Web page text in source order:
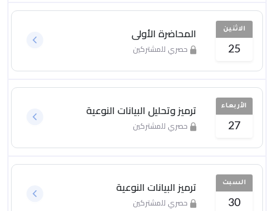
الاثنين
25
المحاضرة الأولى
حصري للمشتركين
الأربعاء
27
ترميز وتحليل البيانات النوعية
حصري للمشتركين
السبت
30
ترميز البيانات النوعية
حصري للمشتركين